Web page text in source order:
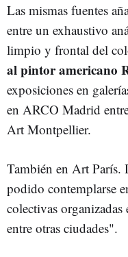
Las mismas fuentes
entre un exhaustivo
limpio y frontal del
al pintor americano
exposiciones en
en ARCO Madrid
Art Montpellier.
También en Art París.
podido contemplarse
colectivas organizadas
entre otras ciudades".